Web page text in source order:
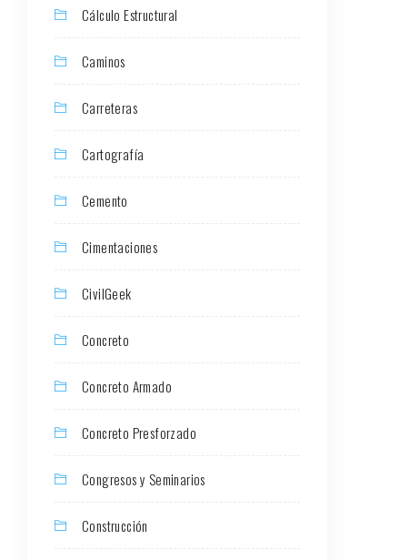
Cálculo Estructural
Caminos
Carreteras
Cartografía
Cemento
Cimentaciones
CivilGeek
Concreto
Concreto Armado
Concreto Presforzado
Congresos y Seminarios
Construcción